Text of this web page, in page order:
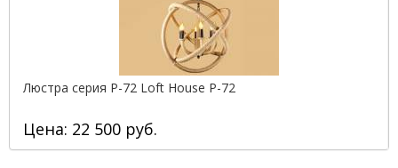
Люстра серия P-72 Loft House P-72
Цена: 22 500 руб.